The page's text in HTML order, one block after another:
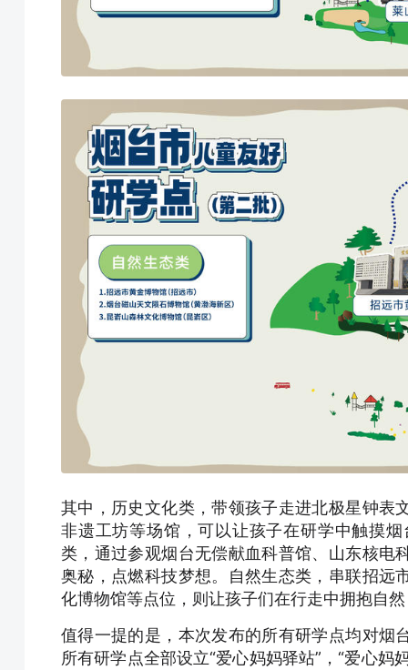
其中，历史文化类，带领孩子走进北极星钟表
非遗工坊等场馆，可以让孩子在研学中触摸
类，通过参观烟台无偿献血科普馆、山东核电
奥秘，点燃科技梦想。自然生态类，串联招远
化博物馆等点位，则让孩子们在行走中拥抱自
值得一提的是，本次发布的所有研学点均对烟
所有研学点全部设立“爱心妈妈驿站”，“爱心